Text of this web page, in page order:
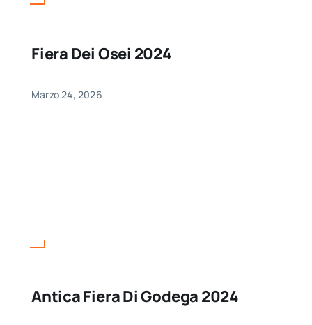
Fiera Dei Osei 2024
Marzo 24, 2026
Antica Fiera Di Godega 2024